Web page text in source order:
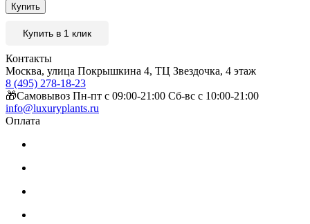
Купить
Купить в 1 клик
Контакты
Москва, улица Покрышкина 4, ТЦ Звездочка, 4 этаж
8 (495) 278-18-23
🎁Самовывоз Пн-пт с 09:00-21:00 Сб-вс с 10:00-21:00
info@luxuryplants.ru
Оплата